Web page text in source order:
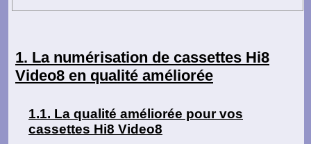
La numérisation de cassettes Hi8
Video8 en qualité améliorée
La qualité améliorée pour vos
cassettes Hi8 Video8